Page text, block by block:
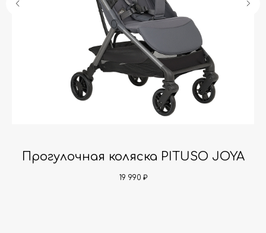
Прогулочная коляска PITUSO JOYA
19 990 ₽